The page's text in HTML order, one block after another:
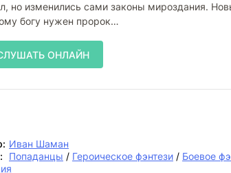
но изменились сами законы мироздания.
богу нужен пророк…
ОНЛАЙН
Иван Шаман
Попаданцы / Героическое фэнтези / Боевое